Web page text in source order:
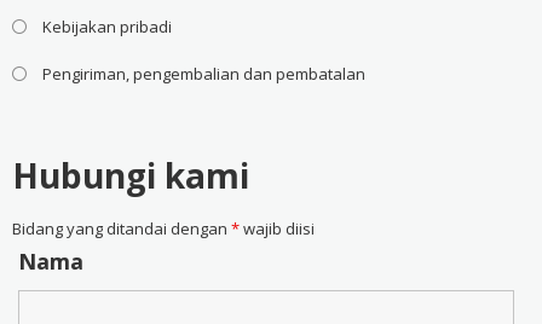
Kebijakan pribadi
Pengiriman, pengembalian dan pembatalan
Hubungi kami
Bidang yang ditandai dengan *wajib diisi
Nama